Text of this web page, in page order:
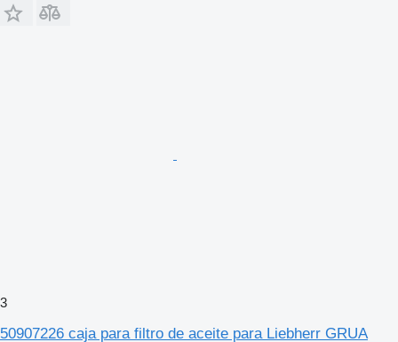
3
50907226 caja para filtro de aceite para Liebherr GRUA